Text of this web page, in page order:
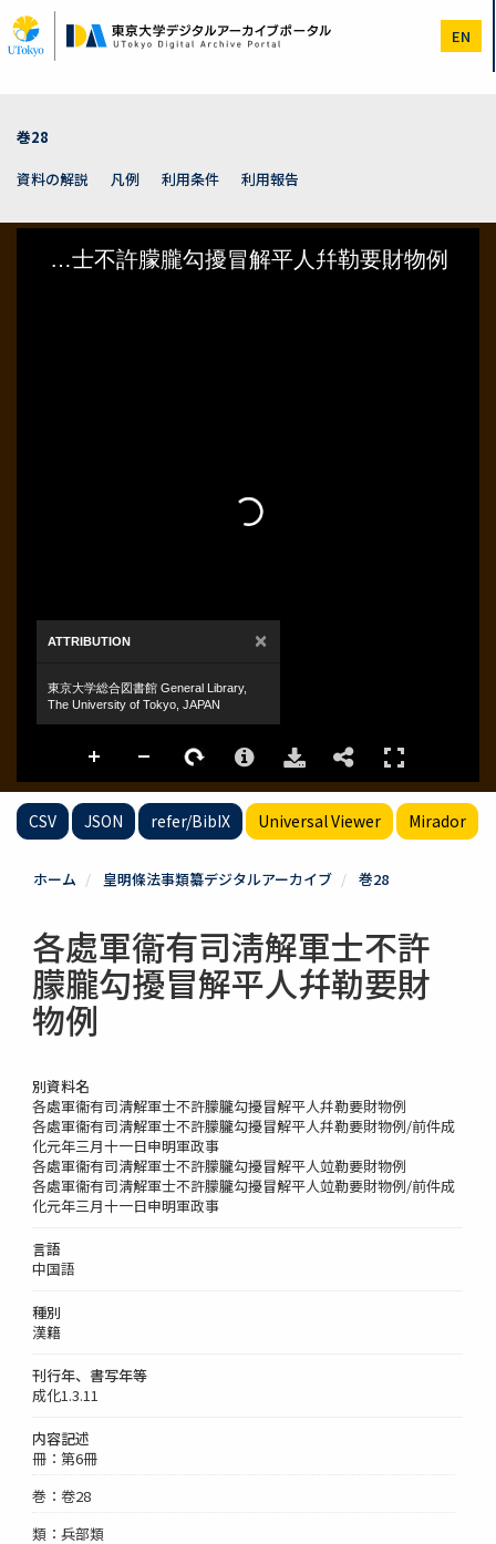
イ
ン
EN
巻28
資料の解説
凡例 利用条件 利用報告
CSV JSON refer/BibIX Universal Viewer Mirador
ホーム 皇明條法事類纂デジタルアーカイブ 巻28
各處軍衞有司淸解軍士不許
朦朧勾擾冒解平人幷勒要財
物例
別資料名
各處軍衞有司淸解軍士不許朦朧勾擾冒解平人幷勒要財物例
各處軍衞有司淸解軍士不許朦朧勾擾冒解平人幷勒要財物例/前件成
化元年三月十一日申明軍政事
各處軍衞有司淸解軍士不許朦朧勾擾冒解平人竝勒要財物例
各處軍衞有司淸解軍士不許朦朧勾擾冒解平人竝勒要財物例/前件成
化元年三月十一日申明軍政事
言語
中国語
種別
漢籍
刊行年、書写年等
成化1.3.11
内容記述
冊：第6冊
巻：卷28
類：兵部類